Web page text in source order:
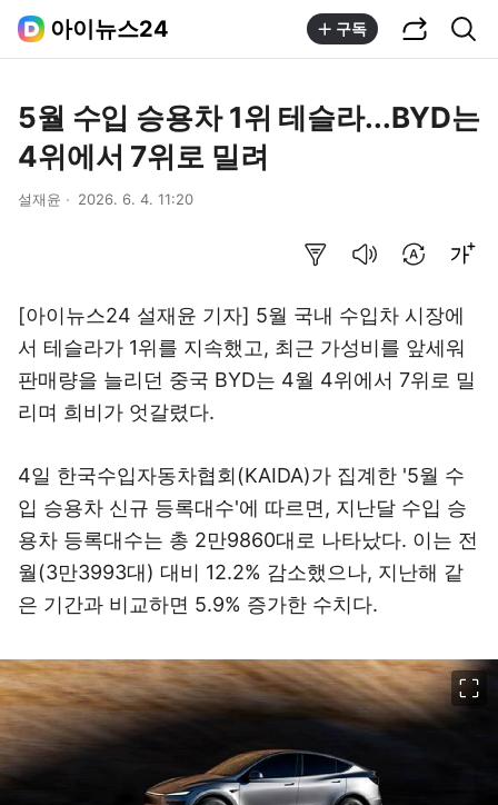
아이뉴스24 구독
5월 수입 승용차 1위 테슬라...BYD는
4위에서 7위로 밀려
설재윤 2026. 6. 4. 11:20
[아이뉴스24 설재윤 기자] 5월 국내 수입차 시장에
서 테슬라가 1위를 지속했고, 최근 가성비를 앞세워
판매량을 늘리던 중국 BYD는 4월 4위에서 7위로 밀
리며 희비가 엇갈렸다.
4일 한국수입자동차협회(KAIDA)가 집계한 '5월 수
입 승용차 신규 등록대수'에 따르면, 지난달 수입 승
용차 등록대수는 총 2만9860대로 나타났다. 이는 전
월(3만3993대) 대비 12.2% 감소했으나, 지난해 같
은 기간과 비교하면 5.9% 증가한 수치다.